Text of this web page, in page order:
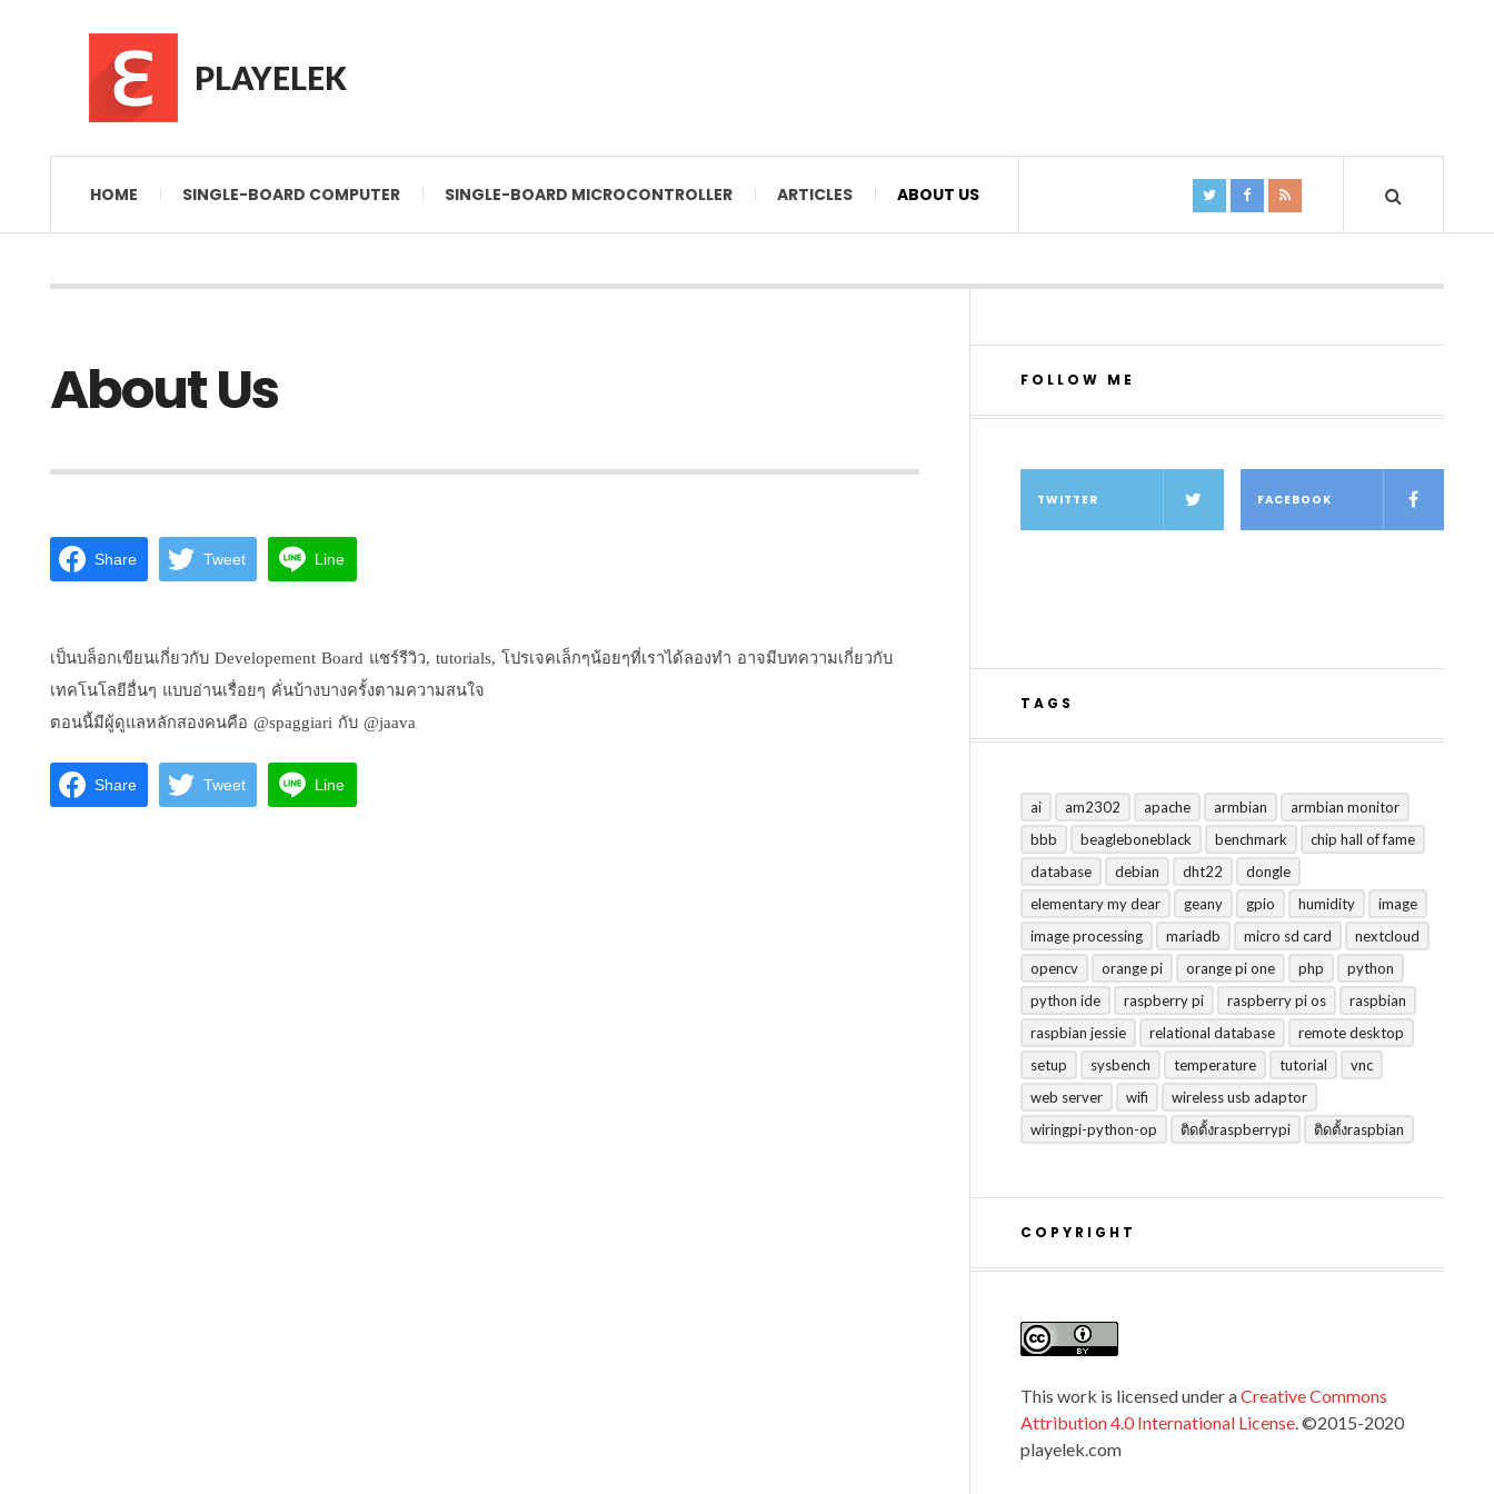
PLAYELEK
HOME SINGLE-BOARD COMPUTER SINGLE-BOARD MICROCONTROLLER ARTICLES ABOUT US
About Us
Share Tweet Line
เป็นบล็อกเขียนเกี่ยวกับ Developement Board แชร์รีวิว, tutorials, โปรเจคเล็กๆน้อยๆที่เราได้ลองทำ อาจมีบทความเกี่ยวกับ
เทคโนโลยีอื่นๆ แบบอ่านเรื่อยๆ คั่นบ้างบางครั้งตามความสนใจ
ตอนนี้มีผู้ดูแลหลักสองคนคือ @spaggiari กับ @jaava
Share Tweet Line
FOLLOW ME
TWITTER FACEBOOK
TAGS
ai am2302 apache armbian
armbian monitor
bbb
beagleboneblack benchmark
chip hall of fame
database
debian dht22
dongle
elementary my dear
geany gpio humidity
image
image processing
mariadb micro sd card
nextcloud
opencv
orange pi orange pi one php
python
python ide
raspberry pi raspberry pi os
raspbian
raspbian jessie
relational database
remote desktop
setup
sysbench temperature tutorial
vnc
web server
wifi
wireless usb adaptor
wiringpi-python-op
ติดตั้งraspberrypi ติดตั้งraspbian
COPYRIGHT
This work is licensed under aCreative Commons
Attribution 4.0 International License. ©2015-2020
playelek.com